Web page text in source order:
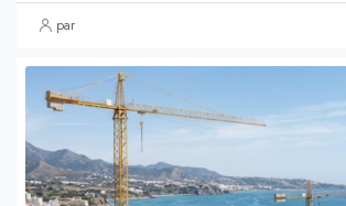
par